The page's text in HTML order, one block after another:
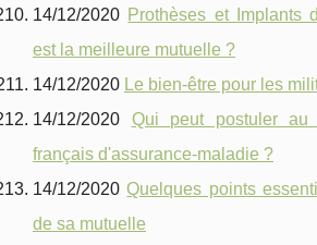
14/12/2020 Prothèses et Implants
est la meilleure mutuelle ?
14/12/2020 Le bien-être pour les
14/12/2020 Qui peut postuler au
français d'assurance-maladie ?
14/12/2020Quelques points
de sa mutuelle